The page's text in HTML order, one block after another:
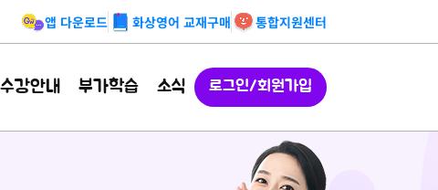
앱 다운로드 화상영어 교재구매 통합지원센터
수강안내 부가학습 소식 로그인/회원가입